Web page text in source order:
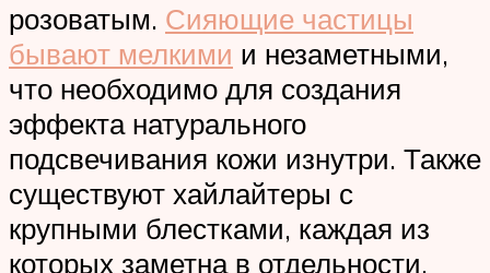
розоватым. Сияющие частицы
бывают мелкими и незаметными,
что необходимо для создания
эффекта натурального
подсвечивания кожи изнутри. Также
существуют хайлайтеры с
крупными блестками, каждая из
которых заметна в отдельности.